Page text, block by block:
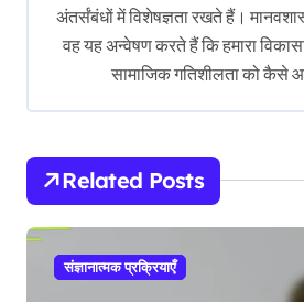
o
n
अंतर्संबंधों में विशेषज्ञता रखते हैं।
वह यह अन्वेषण करते हैं कि हमारा
सामाजिक गतिशीलता को कैसे
Related Posts
संज्ञानात्मक प्रक्रियाएँ